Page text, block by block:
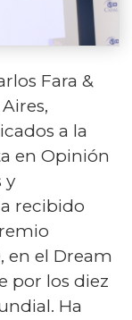
Fara &
a la
en Opinión
y
recibido
en el Dream
por los diez
Ha